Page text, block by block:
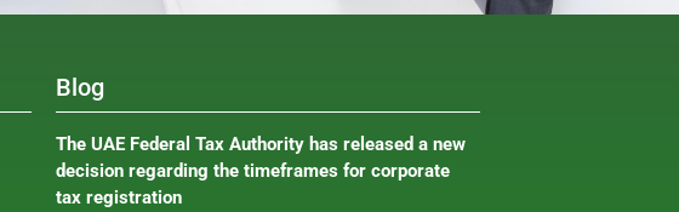
Blog
The UAE Federal Tax Authority has released a new
decision regarding the timeframes for corporate
tax registration